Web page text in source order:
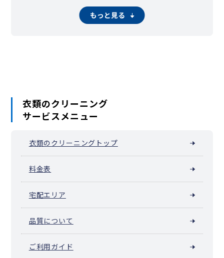
梅ヶ丘（世田谷区梅丘）大蔵大原粕谷
駒沢大学（世田谷区上馬）上祖師谷 上用賀
もっと見る
衣類のクリーニング
サービスメニュー
衣類のクリーニングトップ
料金表
宅配エリア
品質について
ご利用ガイド